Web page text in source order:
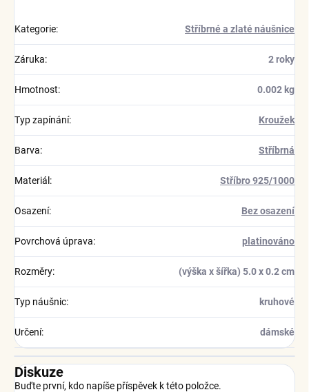
Kategorie: Stříbrné a zlaté náušnice
Záruka: 2 roky
Hmotnost: 0.002 kg
Typ zapínání: Kroužek
Barva: Stříbrná
Materiál : Stříbro 925/1000
Osazení: Bez osazení
Povrchová úprava: platinováno
Rozměry: (výška x šířka) 5.0 x 0.2 cm
Typ náušnic: kruhové
Určení: dámské
Diskuze
Buďte první, kdo napíše příspěvek k této položce.